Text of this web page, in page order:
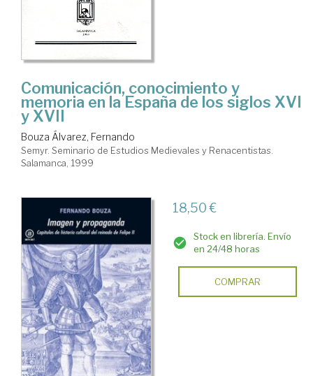
Comunicación, conocimiento y
memoria en la España de los siglos XVI
y XVII
Bouza Álvarez, Fernando
Semyr. Seminario de Estudios Medievales y Renacentistas.
Salamanca, 1999
18,50 €
Stock en librería. Envío
en 24/48 horas
COMPRAR